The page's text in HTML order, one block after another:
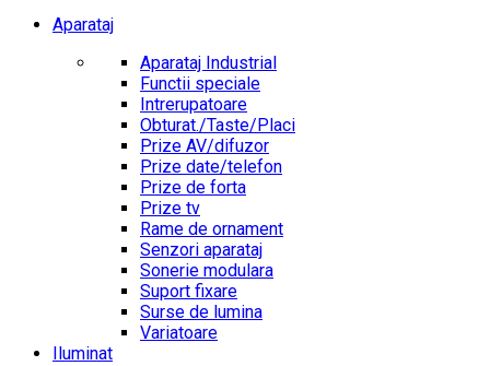
Aparataj
Aparataj Industrial
Functii speciale
Intrerupatoare
Obturat./Taste/Placi
Prize AV/difuzor
Prize date/telefon
Prize de forta
Prize tv
Rame de ornament
Senzori aparataj
Sonerie modulara
Suport fixare
Surse de lumina
Variatoare
Iluminat